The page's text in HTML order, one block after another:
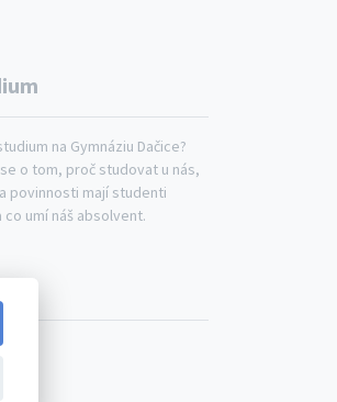
na Gymnáziu Dačice?
o tom, proč studovat u nás,
povinnosti mají studenti
co umí náš absolvent.